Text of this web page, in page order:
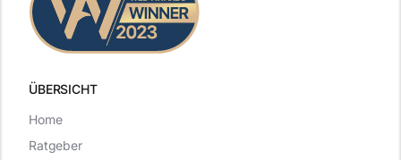
ÜBERSICHT
Home
Ratgeber